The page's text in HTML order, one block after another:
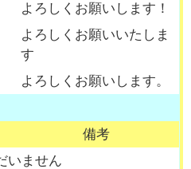
よろしくお願いします！
よろしくお願いいたしま
す
よろしくお願いします。
備考
いません